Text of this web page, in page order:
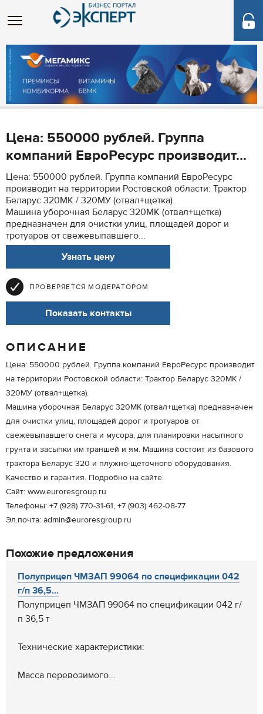
Цена: 550000 рублей. Группа
компаний ЕвроРесурс производит...
Цена: 550000 рублей. Группа компаний ЕвроРесурс
производит на территории Ростовской области: Трактор
Беларус 320МК / 320МУ (отвал+щетка).
Машина уборочная Беларус 320МК (отвал+щетка)
предназначен для очистки улиц, площадей дорог и
тротуаров от свежевыпавшего...
Узнать цену
ПРОВЕРЯЕТСЯ МОДЕРАТОРОМ
Показать контакты
ОПИСАНИЕ
Цена: 550000 рублей. Группа компаний ЕвроРесурс производит
на территории Ростовской области: Трактор Беларус 320МК /
320МУ (отвал+щетка).
Машина уборочная Беларус 320МК (отвал+щетка) предназначен
для очистки улиц, площадей дорог и тротуаров от
свежевыпавшего снега и мусора, для планировки насыпного
грунта и засыпки им траншей и ям. Машина состоит из базового
трактора Беларус 320 и плужно-щеточного оборудования.
Качество и гарантия. Подробно на сайте.
Сайт: www.euroresgroup.ru
Телефоны: +7 (928) 770-31-61, +7 (903) 462-08-77
Эл.почта: admin@euroresgroup.ru
Похожие предложения
Полуприцеп ЧМЗАП 99064 по спецификации 042
г/п 36,5...
Полуприцеп ЧМЗАП 99064 по спецификации 042 г/
п 36,5 т
Технические характеристики:
Масса перевозимого...